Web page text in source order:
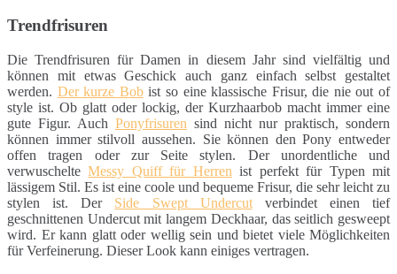
Trendfrisuren
Die Trendfrisuren für Damen in diesem Jahr sind vielfältig und
können mit etwas Geschick auch ganz einfach selbst gestaltet
werden. Der kurze Bobist so eine klassische Frisur, die nie out of
style ist. Ob glatt oder lockig, der Kurzhaarbob macht immer eine
gute Figur. Auch Ponyfrisuren sind nicht nur praktisch, sondern
können immer stilvoll aussehen. Sie können den Pony entweder
offen tragen oder zur Seite stylen. Der unordentliche und
verwuschelteMessy Quiff für Herren ist perfekt für Typen mit
lässigem Stil. Es ist eine coole und bequeme Frisur, die sehr leicht zu
stylen ist. Der Side Swept Undercutverbindet einen tief
geschnittenen Undercut mit langem Deckhaar, das seitlich gesweept
wird. Er kann glatt oder wellig sein und bietet viele Möglichkeiten
für Verfeinerung. Dieser Look kann einiges vertragen.